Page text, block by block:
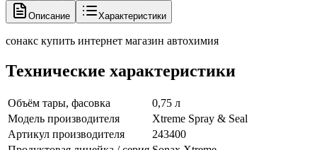
Описание Характеристики
сонакс купить интернет магазин автохимия
Технические характеристики
Объём тары, фасовка
0,75 л
Модель производителя
Xtreme Spray & Seal
Артикул производителя
243400